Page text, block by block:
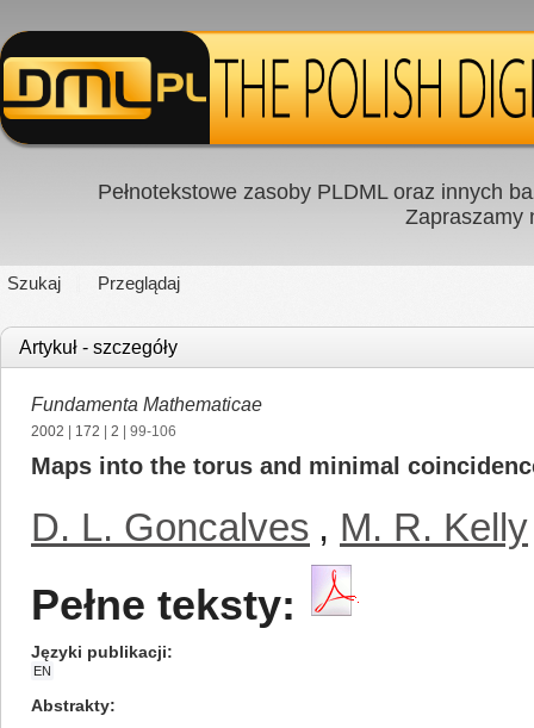
Pełnotekstowe zasoby PLDML oraz innych
Zapraszamy
Szukaj Przeglądaj
Artykuł - szczegóły
Fundamenta Mathematicae
2002 172 2 | 99-106
Maps into the torus and minimal
D. L. Goncalves , M. R. Kelly
Pełne teksty:
Języki publikacji
EN
Abstrakty